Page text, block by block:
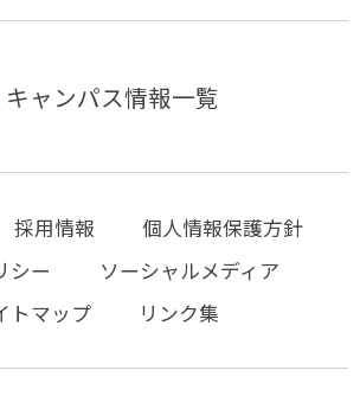
キャンパス情報一覧
採用情報
個人情報保護方針
シー
ソーシャルメディア
トマップ
リンク集